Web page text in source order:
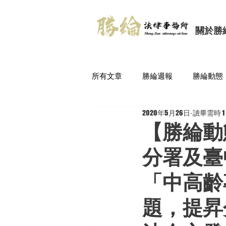
關於勝
所有文章 勝綸週報 勝綸動態
【勝綸
分署及
「中高
題，提
2020年5月26日 讀畢需時